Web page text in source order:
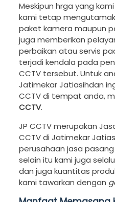
Meskipun hrga yang
kami tetap
paket kamera maupun
juga memberikan
perbaikan atau servis
terjadi kendala pada
CCTV tersebut. Untuk
Jatimekar Jatiasihdan
CCTV di tempat anda,
CCTV.
JP CCTV merupakan
CCTV di Jatimekar
perusahaan jasa
selain itu kami juga
dan juga kuantitas
kami tawarkan dengan